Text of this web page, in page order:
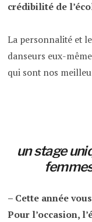
crédibilité de
La personnalité et
danseurs eux-
qui sont nos
un stage
– Cette année
Pour l’occasion,